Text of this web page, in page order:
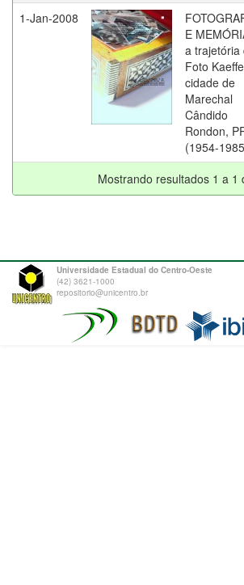
1-Jan-2008
E
a trajetória
Foto
cidade de
Marechal
Cândido
Rondon,
(1954-
Mostrando resultados 1 a 1
Universidade Estadual do Centro-Oeste
(42) 3621-1000
repositorio@unicentro.br